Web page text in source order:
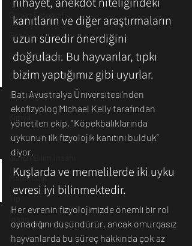
Günün Fotoğrafı
Biyoloji
Günün Düşüneni
Çevre
Kısa Kısa Bilim
Bilim Tarihinde Bugün
Günün Bilim İnsanı
Matematik
Uzay
kanıtların ve diğer araştırmaların
uzun süredir önerdiğini
doğruladı. Bu hayvanlar, tıpkı
bizim yaptığımız gibi uyurlar.
Batı Avustralya Üniversitesi'nden
ekofizyolog Michael Kelly tarafından
yönetilen ekip, "Köpekbalıklarında
uykunun ilk fizyolojik kanıtını bulduk”
diyor.
Kuşlarda ve memelilerde iki uyku
evresi iyi bilinmektedir.
Her evrenin fizyolojimizde önemli bir rol
oynadığını düşündürür, ancak omurgasız
hayvanlarda bu süreç hakkında çok az